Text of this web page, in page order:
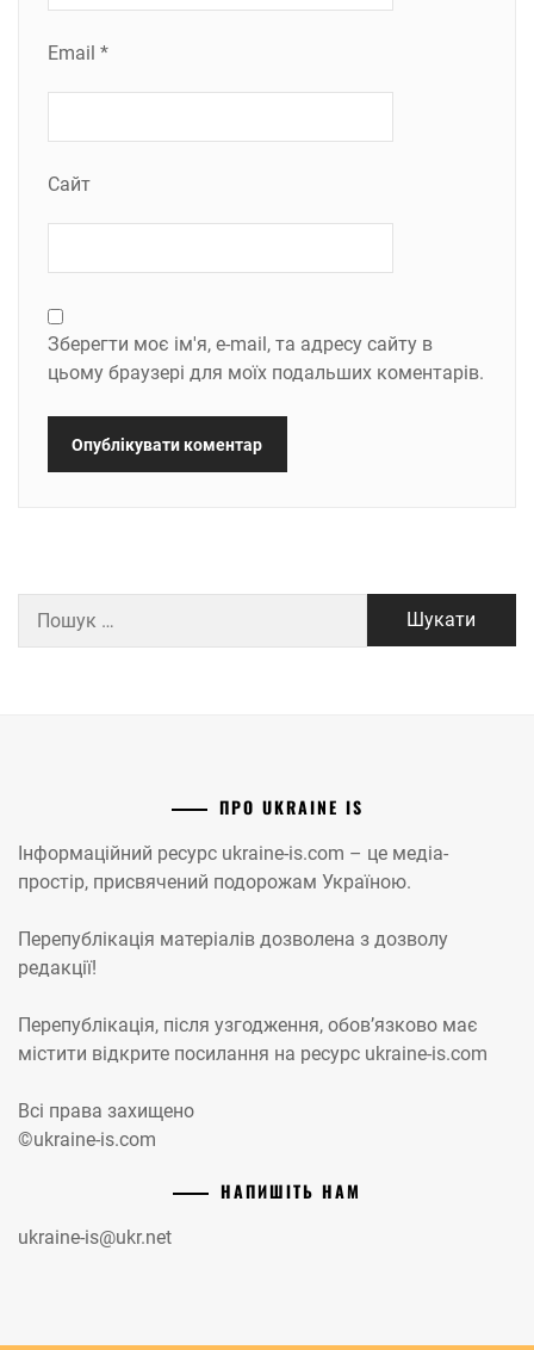
Email *
Сайт
Зберегти моє ім'я, e-mail, та адресу сайту в
цьому браузері для моїх подальших коментарів.
ПРО UKRAINE IS
Інформаційний ресурс ukraine-is.com – це медіа-
простір, присвячений подорожам Україною.
Перепублікація матеріалів дозволена з дозволу
редакції!
Перепублікація, після узгодження, обов’язково має
містити відкрите посилання на ресурс ukraine-is.com
Всі права захищено
©ukraine-is.com
НАПИШІТЬ НАМ
ukraine-is@ukr.net